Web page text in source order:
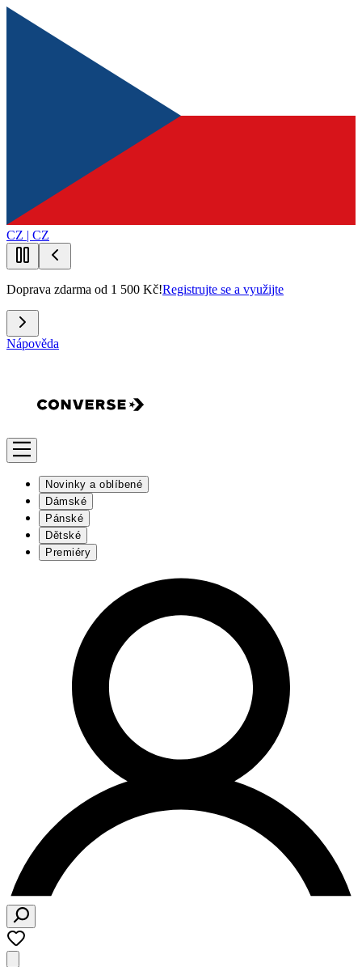
CZ | CZ
Doprava zdarma od 1 500 Kč!Registrujte se a využijte
Nápověda
Novinky a oblíbené
Dámské
Pánské
Dětské
Premiéry